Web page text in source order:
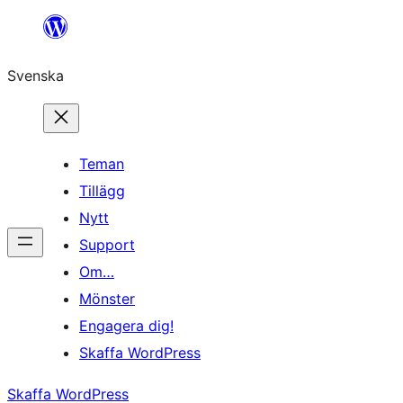
Hoppa
innehåll
Svenska
Teman
Tillägg
Nytt
Support
Om…
Mönster
Engagera dig!
Skaffa WordPress
Skaffa WordPress